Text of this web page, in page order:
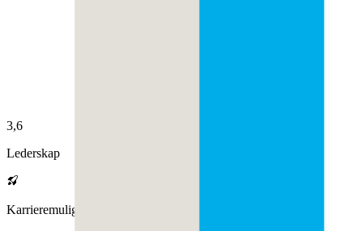
3,6
Lederskap
Karrieremuligheter